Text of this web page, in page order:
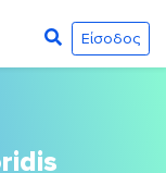
Είσοδος